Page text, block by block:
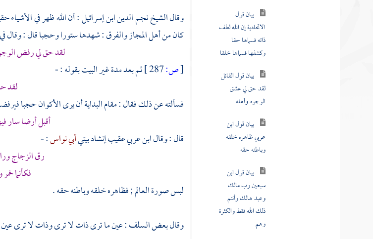
بيان قول
الاتحادية إن الله لطف
ذاته فسماها حقا
وكشفها فسماها خلقا
بيان قول القائل
لقد حق لي عشق
الوجود وأهله
بيان قول ابن
عربي ظاهره خلقه
وباطنه حقه
بيان قول ابن
سبعين رب مالك
وعبد هالك وأنتم
ذلك الله فقط والكثرة
وهم
وقالالشيخ نجم الدين ابن إسرائيل: أن الله ظهر في
كان من أهل المجاز والفرق : شهدها ستورا وحجبا قال : وقال
لقد حق لي رفض
[ص:
ثم بعد مدة غير البيت بقوله : -
لقد
فسألته عن ذلك فقال : مقام البداية أن يرى الأكوان حجبا
أقبل أرضا سار
قال : وقالابن عربيعقيب إنشاد بيتيأبي نواس: -
رق الزجاج
فكأنما
لبس صورة العالم ; فظاهره خلقه وباطنه حقه .
وقال بعض السلف : عين ما ترى ذات لا ترى وذات لا ترى عين